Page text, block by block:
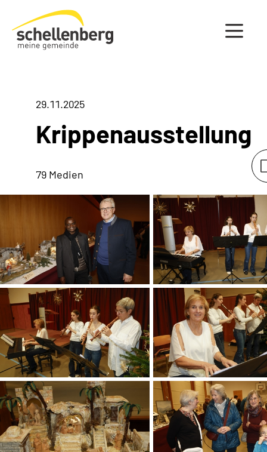
Gemeinde Schellenberg Startseite
29.11.2025
Krippenausstellung
79 Medien